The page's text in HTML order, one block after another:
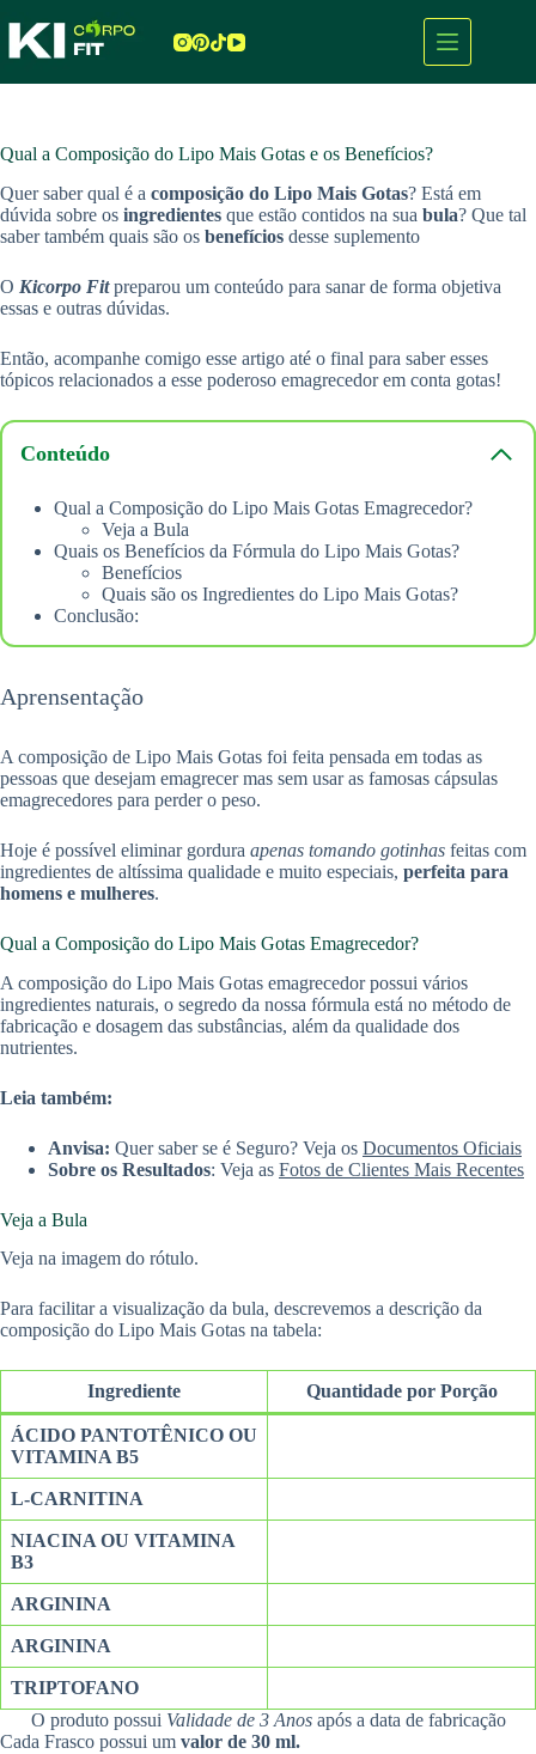
para
Qual a Composição do Lipo Mais Gotas e os Benefícios?
Quer saber qual é a composição do Lipo Mais Gotas? Está em
dúvida sobre os ingredientes que estão contidos na sua bula? Que tal
saber também quais são os benefícios desse suplemento
O Kicorpo Fitpreparou um conteúdo para sanar de forma objetiva
essas e outras dúvidas.
Então, acompanhe comigo esse artigo até o final para saber esses
tópicos relacionados a esse poderoso emagrecedor em conta gotas!
Conteúdo
Qual a Composição do Lipo Mais Gotas Emagrecedor?
Veja a Bula
Quais os Benefícios da Fórmula do Lipo Mais Gotas?
Benefícios
Quais são os Ingredientes do Lipo Mais Gotas?
Conclusão:
Aprensentação
A composição de Lipo Mais Gotas foi feita pensada em todas as
pessoas que desejam emagrecer mas sem usar as famosas cápsulas
emagrecedores para perder o peso.
Hoje é possível eliminar gordura apenas tomando gotinhas feitas com
ingredientes de altíssima qualidade e muito especiais, perfeita para
homens e mulheres.
Qual a Composição do Lipo Mais Gotas Emagrecedor?
A composição do Lipo Mais Gotas emagrecedor possui vários
ingredientes naturais, o segredo da nossa fórmula está no método de
fabricação e dosagem das substâncias, além da qualidade dos
nutrientes.
Leia também:
Anvisa: Quer saber se é Seguro? Veja os Documentos Oficiais
Sobre os Resultados: Veja as Fotos de Clientes Mais Recentes
Veja a Bula
Veja na imagem do rótulo.
Para facilitar a visualização da bula, descrevemos a descrição da
composição do Lipo Mais Gotas na tabela:
Ingrediente Quantidade por Porção
ÁCIDO PANTOTÊNICO OU
VITAMINA B5
L-CARNITINA
NIACINA OU VITAMINA
B3
ARGININA
ARGININA
TRIPTOFANO
O produto possui Validade de 3 Anosapós a data de fabricação
Cada Frasco possui um valor de 30 ml.